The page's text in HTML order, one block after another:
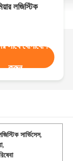
লজিস্টিক
সাথে যোগাযোগ
করুন
সার্ভিসেস,
,